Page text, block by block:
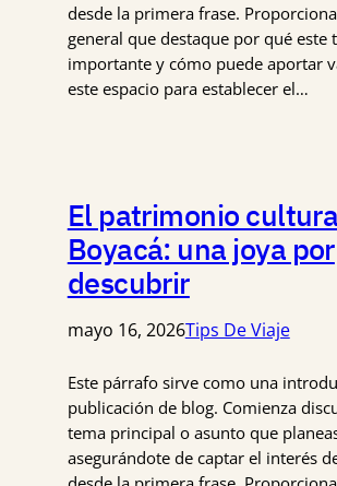
desde la primera frase.
general que destaque por qué este
importante y cómo puede aportar
este espacio para establecer el…
El patrimonio
Boyacá: una joya por
descubrir
mayo 16, 2026Tips De Viaje
Este párrafo sirve como una
publicación de blog. Comienza
tema principal o asunto que
asegurándote de captar el interés